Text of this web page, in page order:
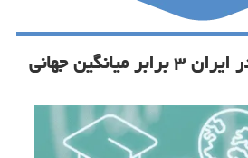
نرخ رشد باسوادی در ایران ۳ برابر میانگین جهانی